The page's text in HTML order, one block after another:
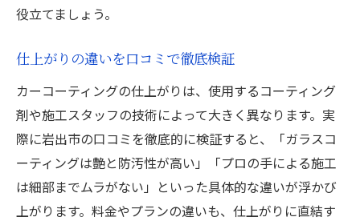
役立てましょう。
仕上がりの違いを口コミで徹底検証
カーコーティングの仕上がりは、使用するコーティング
剤や施工スタッフの技術によって大きく異なります。実
際に岩出市の口コミを徹底的に検証すると、「ガラスコ
ーティングは艶と防汚性が高い」「プロの手による施工
は細部までムラがない」といった具体的な違いが浮かび
上がります。料金やプランの違いも、仕上がりに直結す